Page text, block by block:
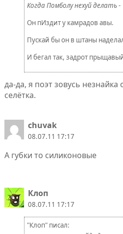
Когда Помболу нехуй делать -
Он пИздит у камрадов авы.
Пускай бы он в штаны
И бегал так, задрот
да-да, я поэт зовусь
селётка.
chuvak
08.07.11 17:17
А губки то силиконовые
Клоп
08.07.11 17:17
"Клoп" писал: